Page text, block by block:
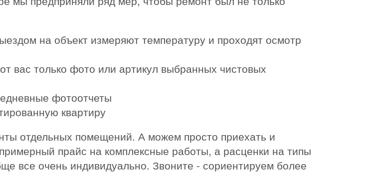
на объект измеряют температуру и проходят осмотр
вас только фото или артикул выбранных чистовых
фотоотчеты
квартиру
отдельных помещений. А можем просто приехать и
прайс на комплексные работы, а расценки на типы
все очень индивидуально. Звоните - сориентируем более